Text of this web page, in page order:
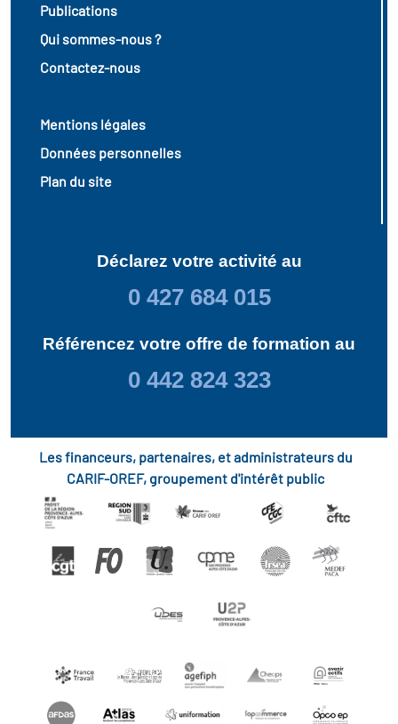
Publications
Qui sommes-nous ?
Contactez-nous
Mentions légales
Données personnelles
Plan du site
Déclarez votre activité au
0 427 684 015
Référencez votre offre de formation au
0 442 824 323
Les financeurs, partenaires, et administrateurs du
CARIF-OREF, groupement d'intérêt public